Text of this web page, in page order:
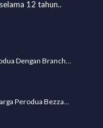
12 tahun..
Dengan Branch…
Perodua Bezza…